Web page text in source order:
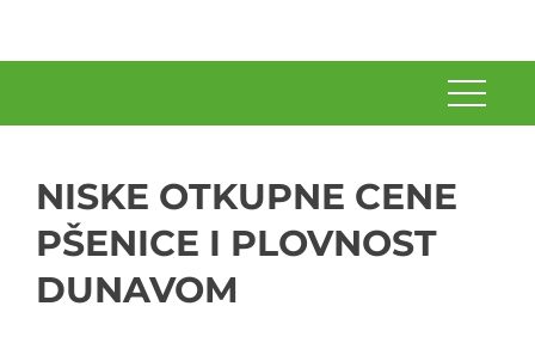
NISKE OTKUPNE CENE
PŠENICE I PLOVNOST
DUNAVOM